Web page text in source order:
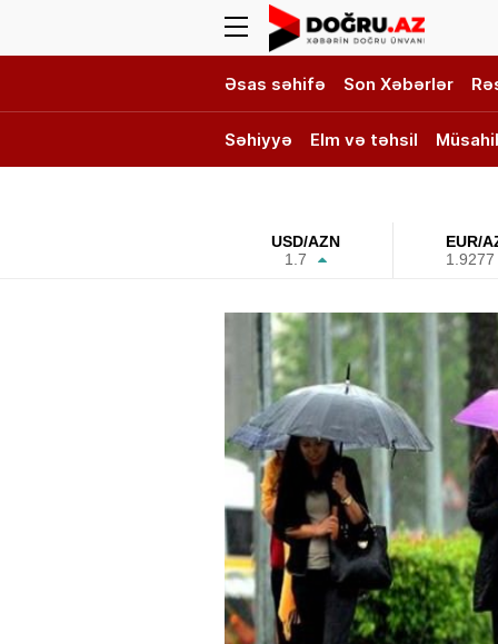
Əsas səhifə Son Xəbərlər
Səhiyyə Elm və təhsil
USD/AZN
1.7
EUR/
1.9277